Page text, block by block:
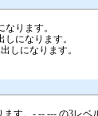
ります。
になります。
しになります。